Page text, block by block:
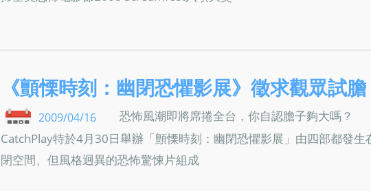
《顫慄時刻：幽閉恐懼影展》徵求觀眾試膽
2009/04/16
恐怖風潮即將席捲全台，你自認膽子夠大嗎？
CatchPlay特於4月30日舉辦「顫慄時刻：幽閉恐懼影展」由四部都發生
閉空間、但風格迥異的恐怖驚悚片組成